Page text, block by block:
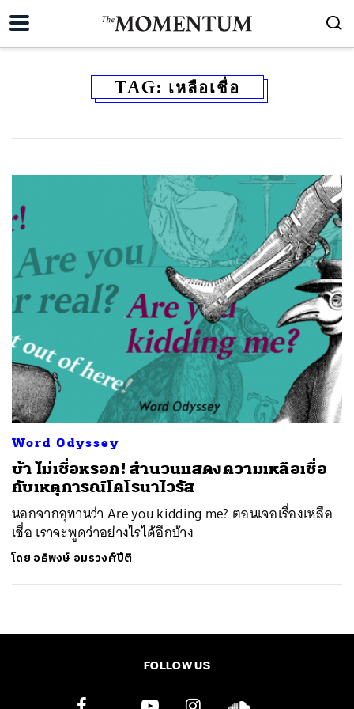
TAG: เหลือเชื่อ
Word Odyssey
บ้า ไม่เชื่อหรอก! สำนวนแสดงความเหลือเชื่อ
กับเหตุการณ์โคโรนาไวรัส
นอกจากอุทานว่า Are you kidding me? ตอนเจอเรื่องเหลือ
เชื่อ เราจะพูดว่าอย่างไรได้อีกบ้าง
โดย อธิพงษ์ อมรวงศ์ปีติ
FOLLOW US
ค้นหา
SHARE TWEET LINE EMAIL